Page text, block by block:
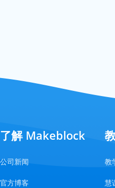
了解 Makeblock
公司新闻
官方博客
教
慧